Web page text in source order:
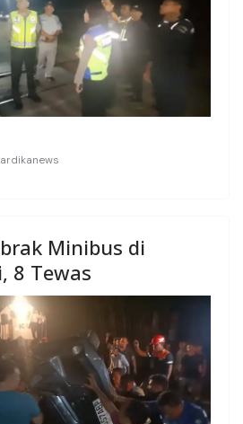
Minibus di
8 Tewas